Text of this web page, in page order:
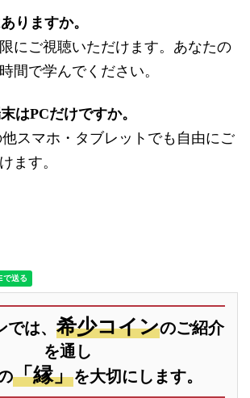
りますか。
にご視聴いただけます。あなたの
間で学んでください。
はPCだけですか。
スマホ・タブレットでも自由にご
ます。
は、 希少コインのご紹介
を通し
「縁」を大切にします。